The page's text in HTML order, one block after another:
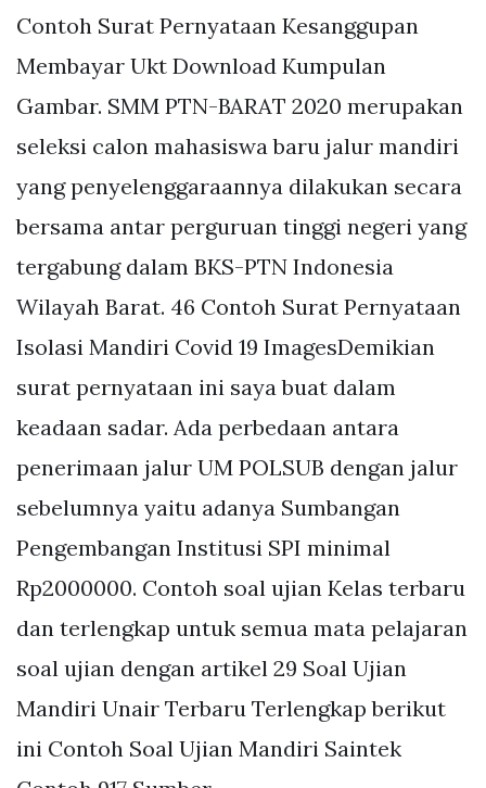
Contoh Surat Pernyataan Kesanggupan
Membayar Ukt Download Kumpulan
Gambar. SMM PTN-BARAT 2020 merupakan
seleksi calon mahasiswa baru jalur mandiri
yang penyelenggaraannya dilakukan secara
bersama antar perguruan tinggi negeri yang
tergabung dalam BKS-PTN Indonesia
Wilayah Barat. 46 Contoh Surat Pernyataan
Isolasi Mandiri Covid 19 ImagesDemikian
surat pernyataan ini saya buat dalam
keadaan sadar. Ada perbedaan antara
penerimaan jalur UM POLSUB dengan jalur
sebelumnya yaitu adanya Sumbangan
Pengembangan Institusi SPI minimal
Rp2000000. Contoh soal ujian Kelas terbaru
dan terlengkap untuk semua mata pelajaran
soal ujian dengan artikel 29 Soal Ujian
Mandiri Unair Terbaru Terlengkap berikut
ini Contoh Soal Ujian Mandiri Saintek